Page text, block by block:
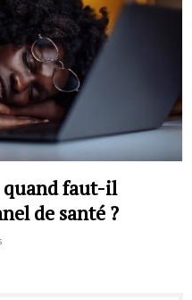
quand faut-il
de santé ?